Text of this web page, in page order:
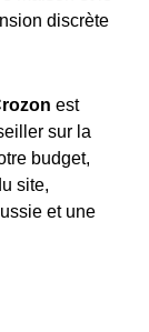
discrète
est
sur la
budget,
site,
et une